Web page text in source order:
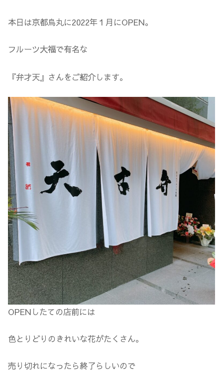
本日は京都烏丸に2022年１月にOPEN。
フルーツ大福で有名な
『弁才天』さんをご紹介します。
OPENしたての店前には
色とりどりのきれいな花がたくさん。
売り切れになったら終了らしいので